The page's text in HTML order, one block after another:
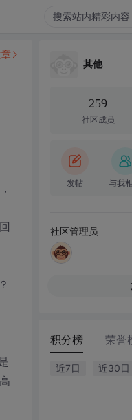
其他
259
社区成员
发帖 与我
社区管理员
积分榜 荣誉
近7日 近30日